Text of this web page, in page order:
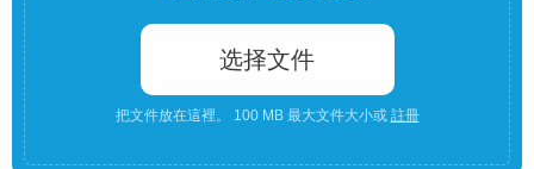
选择文件
把文件放在這裡。 100 MB 最大文件大小或 註冊